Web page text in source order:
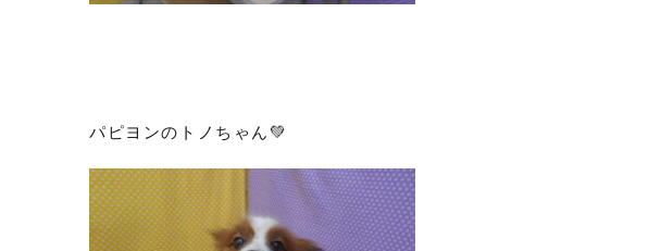
パピヨンのトノちゃん💚